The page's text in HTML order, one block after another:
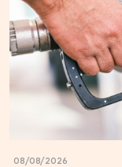
08/08/2026